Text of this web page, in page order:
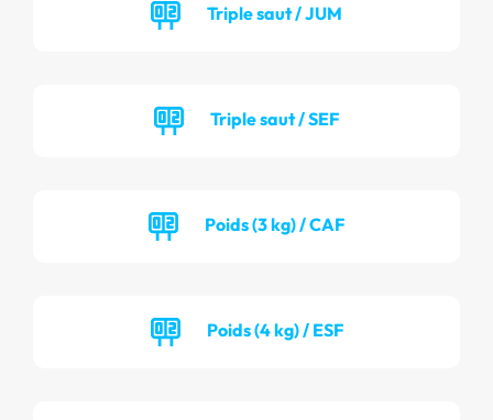
Triple saut / JUM
Triple saut / SEF
Poids (3 kg) / CAF
Poids (4 kg) / ESF